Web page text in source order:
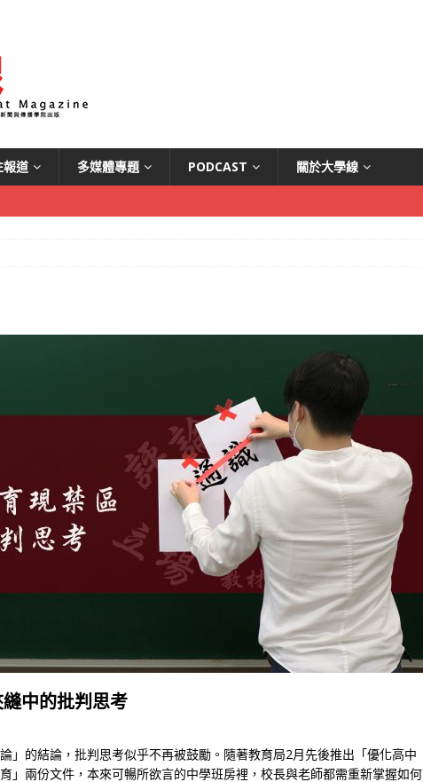
報道 多媒體專題 PODCAST 關於大學線
中的批判思考
」的結論，批判思考似乎不再被鼓勵。隨著教育局2月先後推出「優化高中
」兩份文件，本來可暢所欲言的中學班房裡，校長與老師都需重新掌握如何